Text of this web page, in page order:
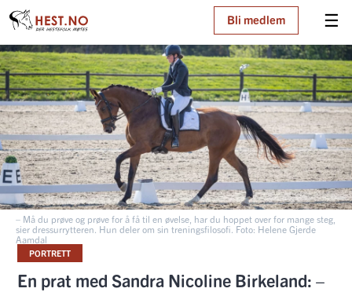
☰
Bli medlem
– Må du prøve og prøve for å få til en øvelse, har du hoppet over for mange steg,
sier dressurrytteren. Hun deler om sin treningsfilosofi. Foto: Helene Gjerde
Aamdal
PORTRETT
En prat med Sandra Nicoline Birkeland: –